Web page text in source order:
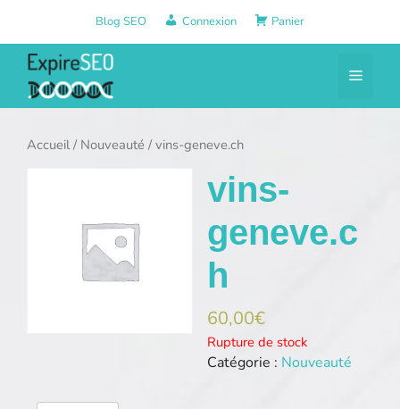
contenu
Blog SEO Connexion Panier
Menu
Accueil/ Nouveauté / vins-geneve.ch
vins-
geneve.c
h
60,00€
Rupture de stock
Catégorie : Nouveauté